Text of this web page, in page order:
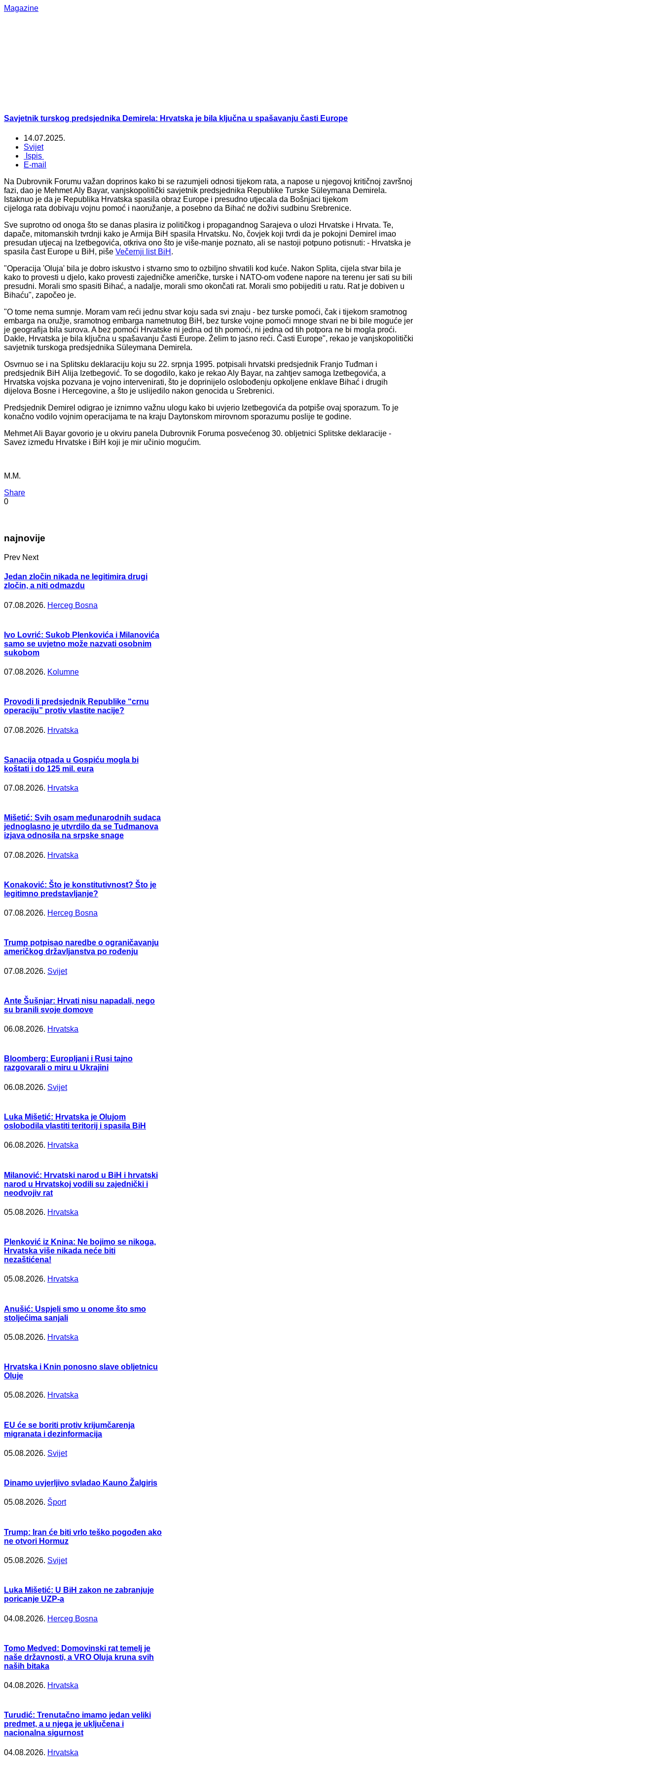
Magazine
Savjetnik turskog predsjednika Demirela: Hrvatska je bila ključna u spašavanju časti Europe
14.07.2025.
Svijet
Ispis
E-mail
Na Dubrovnik Forumu važan doprinos kako bi se razumjeli odnosi tijekom rata, a napose u njegovoj kritičnoj završnoj
fazi, dao je Mehmet Aly Bayar, vanjskopolitički savjetnik predsjednika Republike Turske Süleymana Demirela.
Istaknuo je da je Republika Hrvatska spasila obraz Europe i presudno utjecala da Bošnjaci tijekom
cijeloga rata dobivaju vojnu pomoć i naoružanje, a posebno da Bihać ne doživi sudbinu Srebrenice.
Sve suprotno od onoga što se danas plasira iz političkog i propagandnog Sarajeva o ulozi Hrvatske i Hrvata. Te,
dapače, mitomanskih tvrdnji kako je Armija BiH spasila Hrvatsku. No, čovjek koji tvrdi da je pokojni Demirel imao
presudan utjecaj na Izetbegovića, otkriva ono što je više-manje poznato, ali se nastoji potpuno potisnuti: - Hrvatska je
spasila čast Europe u BiH, piše Večernji list BiH .
"Operacija 'Oluja' bila je dobro iskustvo i stvarno smo to ozbiljno shvatili kod kuće. Nakon Splita, cijela stvar bila je
kako to provesti u djelo, kako provesti zajedničke američke, turske i NATO-om vođene napore na terenu jer sati su bili
presudni. Morali smo spasiti Bihać, a nadalje, morali smo okončati rat. Morali smo pobijediti u ratu. Rat je dobiven u
Bihaću", započeo je.
"O tome nema sumnje. Moram vam reći jednu stvar koju sada svi znaju - bez turske pomoći, čak i tijekom sramotnog
embarga na oružje, sramotnog embarga nametnutog BiH, bez turske vojne pomoći mnoge stvari ne bi bile moguće jer
je geografija bila surova. A bez pomoći Hrvatske ni jedna od tih pomoći, ni jedna od tih potpora ne bi mogla proći.
Dakle, Hrvatska je bila ključna u spašavanju časti Europe. Želim to jasno reći. Časti Europe", rekao je vanjskopolitički
savjetnik turskoga predsjednika Süleymana Demirela.
Osvrnuo se i na Splitsku deklaraciju koju su 22. srpnja 1995. potpisali hrvatski predsjednik Franjo Tuđman i
predsjednik BiH Alija Izetbegović. To se dogodilo, kako je rekao Aly Bayar, na zahtjev samoga Izetbegovića, a
Hrvatska vojska pozvana je vojno intervenirati, što je doprinijelo oslobođenju opkoljene enklave Bihać i drugih
dijelova Bosne i Hercegovine, a što je uslijedilo nakon genocida u Srebrenici.
Predsjednik Demirel odigrao je iznimno važnu ulogu kako bi uvjerio Izetbegovića da potpiše ovaj sporazum. To je
konačno vodilo vojnim operacijama te na kraju Daytonskom mirovnom sporazumu poslije te godine.
Mehmet Ali Bayar govorio je u okviru panela Dubrovnik Foruma posvećenog 30. obljetnici Splitske deklaracije -
Savez između Hrvatske i BiH koji je mir učinio mogućim.
M.M.
Share
0
najnovije
Prev Next
Jedan zločin nikada ne legitimira drugi
zločin, a niti odmazdu
07.08.2026. Herceg Bosna
Ivo Lovrić: Sukob Plenkovića i Milanovića
samo se uvjetno može nazvati osobnim
sukobom
07.08.2026. Kolumne
Provodi li predsjednik Republike “crnu
operaciju” protiv vlastite nacije?
07.08.2026. Hrvatska
Sanacija otpada u Gospiću mogla bi
koštati i do 125 mil. eura
07.08.2026. Hrvatska
Mišetić: Svih osam međunarodnih sudaca
jednoglasno je utvrdilo da se Tuđmanova
izjava odnosila na srpske snage
07.08.2026. Hrvatska
Konaković: Što je konstitutivnost? Što je
legitimno predstavljanje?
07.08.2026. Herceg Bosna
Trump potpisao naredbe o ograničavanju
američkog državljanstva po rođenju
07.08.2026. Svijet
Ante Šušnjar: Hrvati nisu napadali, nego
su branili svoje domove
06.08.2026. Hrvatska
Bloomberg: Europljani i Rusi tajno
razgovarali o miru u Ukrajini
06.08.2026. Svijet
Luka Mišetić: Hrvatska je Olujom
oslobodila vlastiti teritorij i spasila BiH
06.08.2026. Hrvatska
Milanović: Hrvatski narod u BiH i hrvatski
narod u Hrvatskoj vodili su zajednički i
neodvojiv rat
05.08.2026. Hrvatska
Plenković iz Knina: Ne bojimo se nikoga,
Hrvatska više nikada neće biti
nezaštićena!
05.08.2026. Hrvatska
Anušić: Uspjeli smo u onome što smo
stoljećima sanjali
05.08.2026. Hrvatska
Hrvatska i Knin ponosno slave obljetnicu
Oluje
05.08.2026. Hrvatska
EU će se boriti protiv krijumčarenja
migranata i dezinformacija
05.08.2026. Svijet
Dinamo uvjerljivo svladao Kauno Žalgiris
05.08.2026. Šport
Trump: Iran će biti vrlo teško pogođen ako
ne otvori Hormuz
05.08.2026. Svijet
Luka Mišetić: U BiH zakon ne zabranjuje
poricanje UZP-a
04.08.2026. Herceg Bosna
Tomo Medved: Domovinski rat temelj je
naše državnosti, a VRO Oluja kruna svih
naših bitaka
04.08.2026. Hrvatska
Turudić: Trenutačno imamo jedan veliki
predmet, a u njega je uključena i
nacionalna sigurnost
04.08.2026. Hrvatska